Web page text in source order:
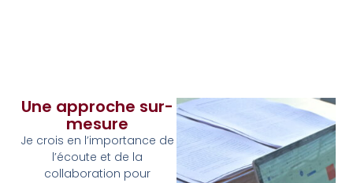
Une approche sur-
mesure
Je crois en l’importance de
l’écoute et de la
collaboration pour